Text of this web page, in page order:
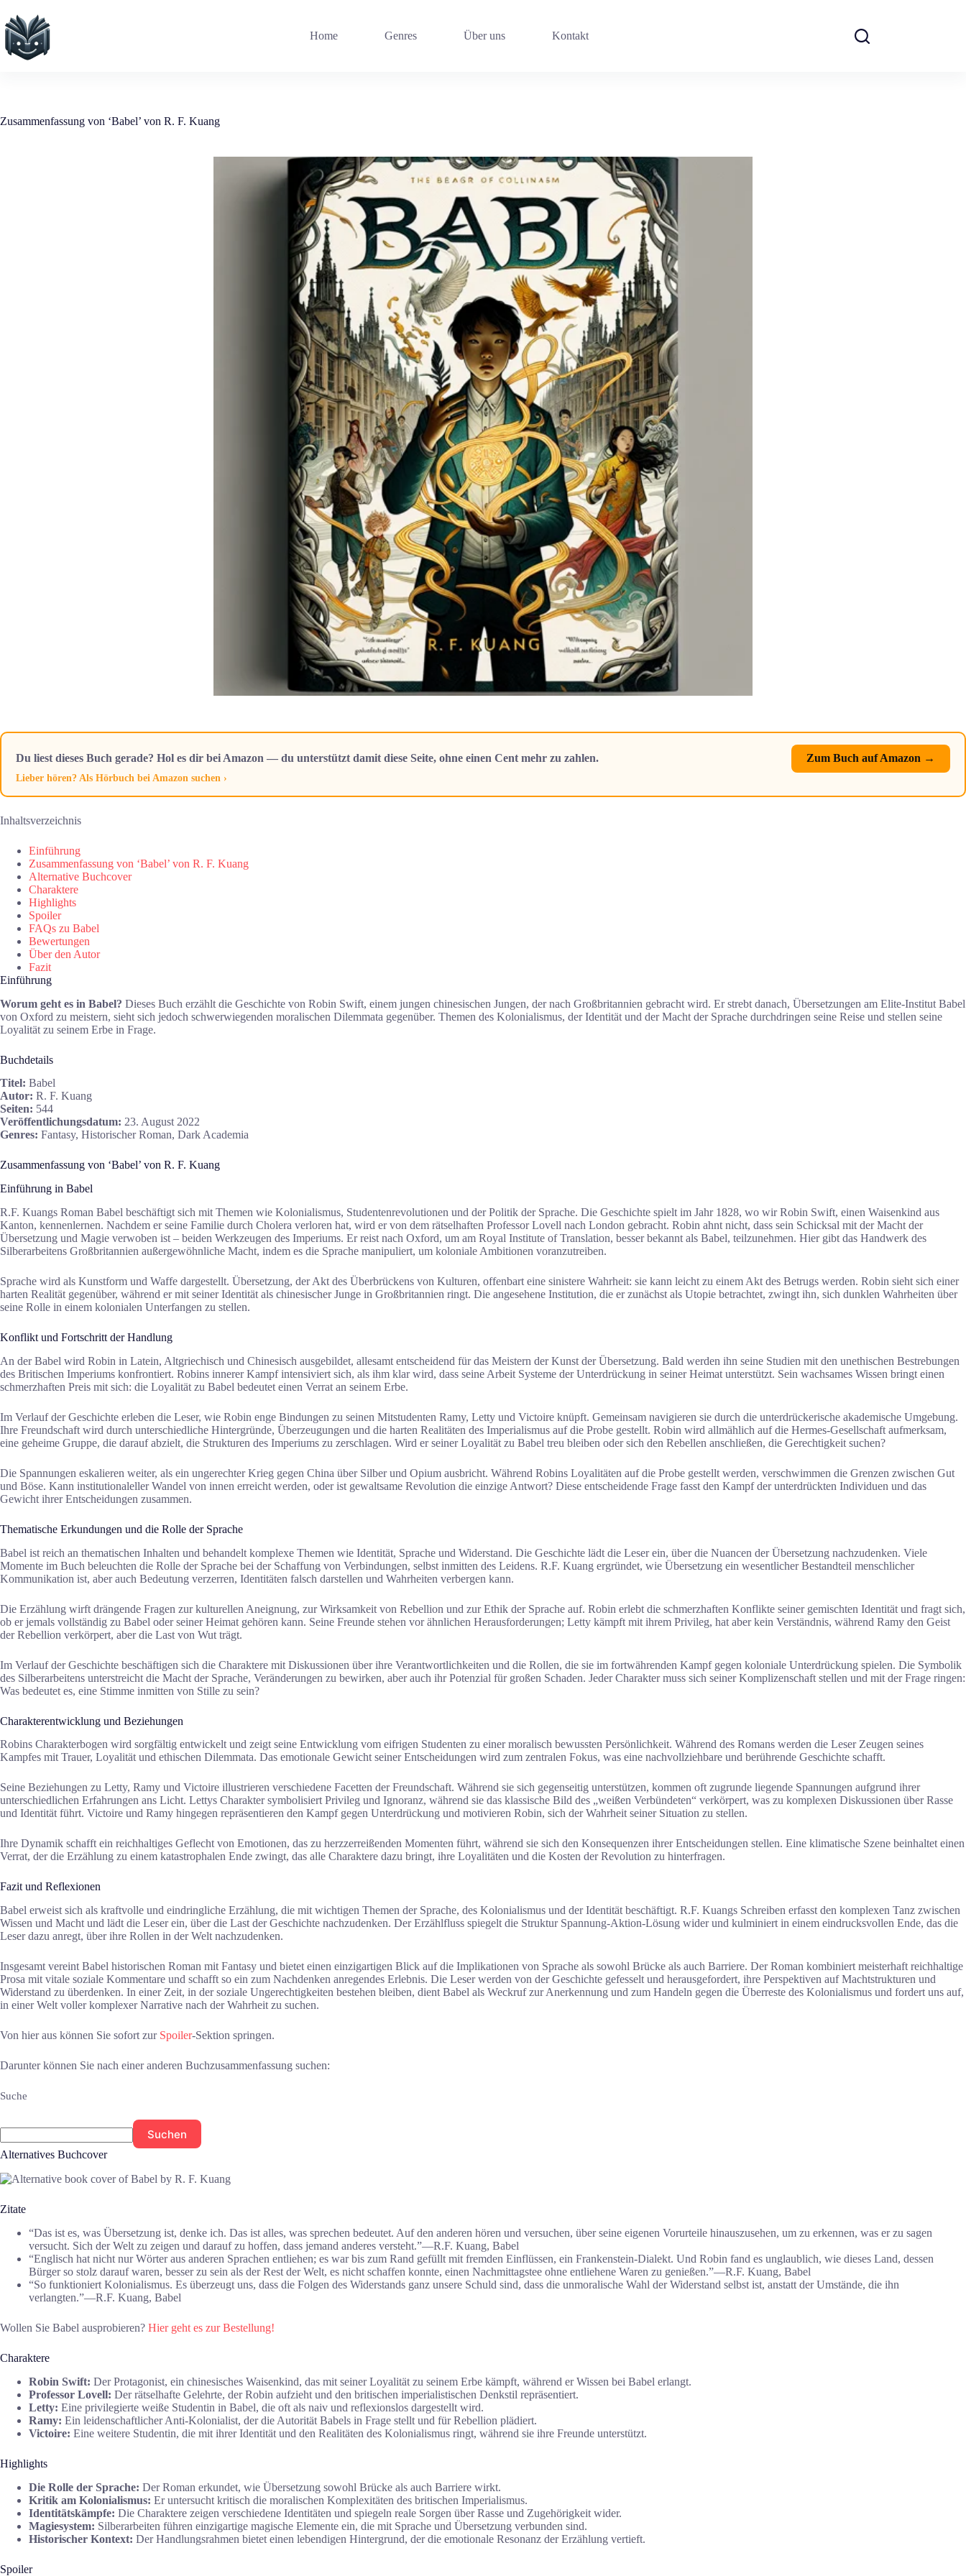
Inhalt
springen
Home Genres Über uns Kontakt
Zusammenfassung von ‘Babel’ von R. F. Kuang
Du liest dieses Buch gerade? Hol es dir bei Amazon — du unterstützt damit diese Seite, ohne einen Cent mehr zu zahlen. Zum Buch auf Amazon →
Lieber hören? Als Hörbuch bei Amazon suchen ›
Inhaltsverzeichnis
Einführung
Zusammenfassung von ‘Babel’ von R. F. Kuang
Alternative Buchcover
Charaktere
Highlights
Spoiler
FAQs zu Babel
Bewertungen
Über den Autor
Fazit
Einführung
Worum geht es in Babel? Dieses Buch erzählt die Geschichte von Robin Swift, einem jungen chinesischen Jungen, der nach Großbritannien gebracht wird. Er strebt danach, Übersetzungen am Elite-Institut Babel
von Oxford zu meistern, sieht sich jedoch schwerwiegenden moralischen Dilemmata gegenüber. Themen des Kolonialismus, der Identität und der Macht der Sprache durchdringen seine Reise und stellen seine
Loyalität zu seinem Erbe in Frage.
Buchdetails
Titel: Babel
Autor: R. F. Kuang
Seiten: 544
Veröffentlichungsdatum: 23. August 2022
Genres: Fantasy, Historischer Roman, Dark Academia
Zusammenfassung von ‘Babel’ von R. F. Kuang
Einführung in Babel
R.F. Kuangs Roman Babel beschäftigt sich mit Themen wie Kolonialismus, Studentenrevolutionen und der Politik der Sprache. Die Geschichte spielt im Jahr 1828, wo wir Robin Swift, einen Waisenkind aus
Kanton, kennenlernen. Nachdem er seine Familie durch Cholera verloren hat, wird er von dem rätselhaften Professor Lovell nach London gebracht. Robin ahnt nicht, dass sein Schicksal mit der Macht der
Übersetzung und Magie verwoben ist – beiden Werkzeugen des Imperiums. Er reist nach Oxford, um am Royal Institute of Translation, besser bekannt als Babel, teilzunehmen. Hier gibt das Handwerk des
Silberarbeitens Großbritannien außergewöhnliche Macht, indem es die Sprache manipuliert, um koloniale Ambitionen voranzutreiben.
Sprache wird als Kunstform und Waffe dargestellt. Übersetzung, der Akt des Überbrückens von Kulturen, offenbart eine sinistere Wahrheit: sie kann leicht zu einem Akt des Betrugs werden. Robin sieht sich einer
harten Realität gegenüber, während er mit seiner Identität als chinesischer Junge in Großbritannien ringt. Die angesehene Institution, die er zunächst als Utopie betrachtet, zwingt ihn, sich dunklen Wahrheiten über
seine Rolle in einem kolonialen Unterfangen zu stellen.
Konflikt und Fortschritt der Handlung
An der Babel wird Robin in Latein, Altgriechisch und Chinesisch ausgebildet, allesamt entscheidend für das Meistern der Kunst der Übersetzung. Bald werden ihn seine Studien mit den unethischen Bestrebungen
des Britischen Imperiums konfrontiert. Robins innerer Kampf intensiviert sich, als ihm klar wird, dass seine Arbeit Systeme der Unterdrückung in seiner Heimat unterstützt. Sein wachsames Wissen bringt einen
schmerzhaften Preis mit sich: die Loyalität zu Babel bedeutet einen Verrat an seinem Erbe.
Im Verlauf der Geschichte erleben die Leser, wie Robin enge Bindungen zu seinen Mitstudenten Ramy, Letty und Victoire knüpft. Gemeinsam navigieren sie durch die unterdrückerische akademische Umgebung.
Ihre Freundschaft wird durch unterschiedliche Hintergründe, Überzeugungen und die harten Realitäten des Imperialismus auf die Probe gestellt. Robin wird allmählich auf die Hermes-Gesellschaft aufmerksam,
eine geheime Gruppe, die darauf abzielt, die Strukturen des Imperiums zu zerschlagen. Wird er seiner Loyalität zu Babel treu bleiben oder sich den Rebellen anschließen, die Gerechtigkeit suchen?
Die Spannungen eskalieren weiter, als ein ungerechter Krieg gegen China über Silber und Opium ausbricht. Während Robins Loyalitäten auf die Probe gestellt werden, verschwimmen die Grenzen zwischen Gut
und Böse. Kann institutionaleller Wandel von innen erreicht werden, oder ist gewaltsame Revolution die einzige Antwort? Diese entscheidende Frage fasst den Kampf der unterdrückten Individuen und das
Gewicht ihrer Entscheidungen zusammen.
Thematische Erkundungen und die Rolle der Sprache
Babel ist reich an thematischen Inhalten und behandelt komplexe Themen wie Identität, Sprache und Widerstand. Die Geschichte lädt die Leser ein, über die Nuancen der Übersetzung nachzudenken. Viele
Momente im Buch beleuchten die Rolle der Sprache bei der Schaffung von Verbindungen, selbst inmitten des Leidens. R.F. Kuang ergründet, wie Übersetzung ein wesentlicher Bestandteil menschlicher
Kommunikation ist, aber auch Bedeutung verzerren, Identitäten falsch darstellen und Wahrheiten verbergen kann.
Die Erzählung wirft drängende Fragen zur kulturellen Aneignung, zur Wirksamkeit von Rebellion und zur Ethik der Sprache auf. Robin erlebt die schmerzhaften Konflikte seiner gemischten Identität und fragt sich,
ob er jemals vollständig zu Babel oder seiner Heimat gehören kann. Seine Freunde stehen vor ähnlichen Herausforderungen; Letty kämpft mit ihrem Privileg, hat aber kein Verständnis, während Ramy den Geist
der Rebellion verkörpert, aber die Last von Wut trägt.
Im Verlauf der Geschichte beschäftigen sich die Charaktere mit Diskussionen über ihre Verantwortlichkeiten und die Rollen, die sie im fortwährenden Kampf gegen koloniale Unterdrückung spielen. Die Symbolik
des Silberarbeitens unterstreicht die Macht der Sprache, Veränderungen zu bewirken, aber auch ihr Potenzial für großen Schaden. Jeder Charakter muss sich seiner Komplizenschaft stellen und mit der Frage ringen:
Was bedeutet es, eine Stimme inmitten von Stille zu sein?
Charakterentwicklung und Beziehungen
Robins Charakterbogen wird sorgfältig entwickelt und zeigt seine Entwicklung vom eifrigen Studenten zu einer moralisch bewussten Persönlichkeit. Während des Romans werden die Leser Zeugen seines
Kampfes mit Trauer, Loyalität und ethischen Dilemmata. Das emotionale Gewicht seiner Entscheidungen wird zum zentralen Fokus, was eine nachvollziehbare und berührende Geschichte schafft.
Seine Beziehungen zu Letty, Ramy und Victoire illustrieren verschiedene Facetten der Freundschaft. Während sie sich gegenseitig unterstützen, kommen oft zugrunde liegende Spannungen aufgrund ihrer
unterschiedlichen Erfahrungen ans Licht. Lettys Charakter symbolisiert Privileg und Ignoranz, während sie das klassische Bild des „weißen Verbündeten“ verkörpert, was zu komplexen Diskussionen über Rasse
und Identität führt. Victoire und Ramy hingegen repräsentieren den Kampf gegen Unterdrückung und motivieren Robin, sich der Wahrheit seiner Situation zu stellen.
Ihre Dynamik schafft ein reichhaltiges Geflecht von Emotionen, das zu herzzerreißenden Momenten führt, während sie sich den Konsequenzen ihrer Entscheidungen stellen. Eine klimatische Szene beinhaltet einen
Verrat, der die Erzählung zu einem katastrophalen Ende zwingt, das alle Charaktere dazu bringt, ihre Loyalitäten und die Kosten der Revolution zu hinterfragen.
Fazit und Reflexionen
Babel erweist sich als kraftvolle und eindringliche Erzählung, die mit wichtigen Themen der Sprache, des Kolonialismus und der Identität beschäftigt. R.F. Kuangs Schreiben erfasst den komplexen Tanz zwischen
Wissen und Macht und lädt die Leser ein, über die Last der Geschichte nachzudenken. Der Erzählfluss spiegelt die Struktur Spannung-Aktion-Lösung wider und kulminiert in einem eindrucksvollen Ende, das die
Leser dazu anregt, über ihre Rollen in der Welt nachzudenken.
Insgesamt vereint Babel historischen Roman mit Fantasy und bietet einen einzigartigen Blick auf die Implikationen von Sprache als sowohl Brücke als auch Barriere. Der Roman kombiniert meisterhaft reichhaltige
Prosa mit vitale soziale Kommentare und schafft so ein zum Nachdenken anregendes Erlebnis. Die Leser werden von der Geschichte gefesselt und herausgefordert, ihre Perspektiven auf Machtstrukturen und
Widerstand zu überdenken. In einer Zeit, in der soziale Ungerechtigkeiten bestehen bleiben, dient Babel als Weckruf zur Anerkennung und zum Handeln gegen die Überreste des Kolonialismus und fordert uns auf,
in einer Welt voller komplexer Narrative nach der Wahrheit zu suchen.
Von hier aus können Sie sofort zur Spoiler-Sektion springen.
Darunter können Sie nach einer anderen Buchzusammenfassung suchen:
Suche
Suchen
Alternatives Buchcover
Zitate
“Das ist es, was Übersetzung ist, denke ich. Das ist alles, was sprechen bedeutet. Auf den anderen hören und versuchen, über seine eigenen Vorurteile hinauszusehen, um zu erkennen, was er zu sagen
versucht. Sich der Welt zu zeigen und darauf zu hoffen, dass jemand anderes versteht.”―R.F. Kuang, Babel
“Englisch hat nicht nur Wörter aus anderen Sprachen entliehen; es war bis zum Rand gefüllt mit fremden Einflüssen, ein Frankenstein-Dialekt. Und Robin fand es unglaublich, wie dieses Land, dessen
Bürger so stolz darauf waren, besser zu sein als der Rest der Welt, es nicht schaffen konnte, einen Nachmittagstee ohne entliehene Waren zu genießen.”―R.F. Kuang, Babel
“So funktioniert Kolonialismus. Es überzeugt uns, dass die Folgen des Widerstands ganz unsere Schuld sind, dass die unmoralische Wahl der Widerstand selbst ist, anstatt der Umstände, die ihn
verlangten.”―R.F. Kuang, Babel
Wollen Sie Babel ausprobieren? Hier geht es zur Bestellung!
Charaktere
Robin Swift: Der Protagonist, ein chinesisches Waisenkind, das mit seiner Loyalität zu seinem Erbe kämpft, während er Wissen bei Babel erlangt.
Professor Lovell: Der rätselhafte Gelehrte, der Robin aufzieht und den britischen imperialistischen Denkstil repräsentiert.
Letty: Eine privilegierte weiße Studentin in Babel, die oft als naiv und reflexionslos dargestellt wird.
Ramy: Ein leidenschaftlicher Anti-Kolonialist, der die Autorität Babels in Frage stellt und für Rebellion plädiert.
Victoire: Eine weitere Studentin, die mit ihrer Identität und den Realitäten des Kolonialismus ringt, während sie ihre Freunde unterstützt.
Highlights
Die Rolle der Sprache: Der Roman erkundet, wie Übersetzung sowohl Brücke als auch Barriere wirkt.
Kritik am Kolonialismus: Er untersucht kritisch die moralischen Komplexitäten des britischen Imperialismus.
Identitätskämpfe: Die Charaktere zeigen verschiedene Identitäten und spiegeln reale Sorgen über Rasse und Zugehörigkeit wider.
Magiesystem: Silberarbeiten führen einzigartige magische Elemente ein, die mit Sprache und Übersetzung verbunden sind.
Historischer Kontext: Der Handlungsrahmen bietet einen lebendigen Hintergrund, der die emotionale Resonanz der Erzählung vertieft.
Spoiler